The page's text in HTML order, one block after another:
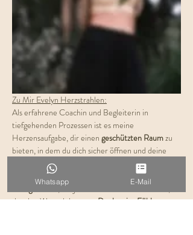
Zu Mir Evelyn Herzstrahlen:
Als erfahrene Coachin und Begleiterin in
tiefgehenden Prozessen ist es meine
Herzensaufgabe, dir einen geschützten Raum zu
bieten, in dem du dich sicher öffnen und deine
innere Welt erkunden
kannst. Die Kundalini
Activation ist für mich eine kraftvolle Form der
Energiearbeit, die jedem Menschen offensteht,
der den Wunsch hat vom Denken ins Fühlen zu
Whatsapp E-Mail